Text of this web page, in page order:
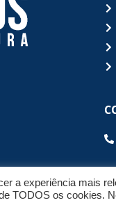
a experiência mais
TODOS os cookies.